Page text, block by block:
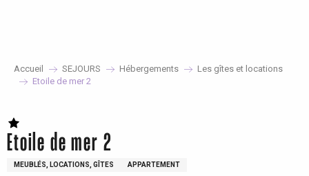
Accueil SEJOURS Hébergements
Les gîtes et locations
Etoile de mer 2
Etoile de mer 2
MEUBLÉS, LOCATIONS, GÎTES APPARTEMENT